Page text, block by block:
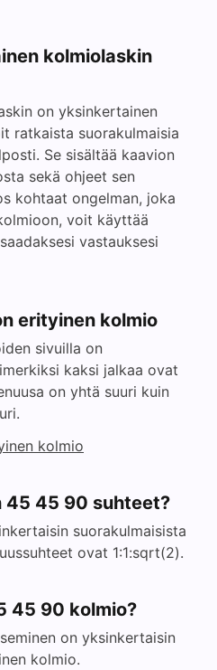
kolmiolaskin
on yksinkertainen
ratkaista suorakulmaisia
Se sisältää kaavion
sekä ohjeet sen
kohtaat ongelman, joka
voit käyttää
vastauksesi
erityinen kolmio
sivuilla on
kaksi jalkaa ovat
on yhtä suuri kuin
kolmio
45 45 90 suhteet?
suorakulmaisista
ovat 1:1:sqrt(2).
45 90 kolmio?
on yksinkertaisin
kolmio.